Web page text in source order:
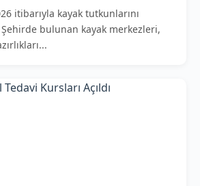
itibarıyla kayak tutkunlarını
Şehirde bulunan kayak merkezleri,